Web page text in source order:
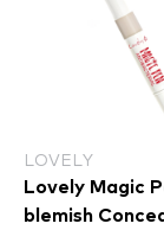
LOVELY
Lovely Magic
blemish